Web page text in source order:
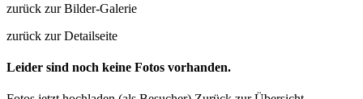
zurück zur Bilder-Galerie
zurück zur Detailseite
Leider sind noch keine Fotos vorhanden.